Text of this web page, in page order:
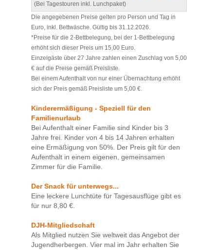
(Bei Tagestouren inkl. Lunchpaket)
Die angegebenen Preise gelten pro Person und Tag in
Euro, inkl. Bettwäsche. Gültig bis 31.12.2026.
*Preise für die 2-Bettbelegung, bei der 1-Bettbelegung
erhöht sich dieser Preis um 15,00 Euro.
Einzelgäste über 27 Jahre zahlen einen Zuschlag von 5,00
€ auf die Preise gemäß Preisliste.
Bei einem Aufenthalt von nur einer Übernachtung erhöht
sich der Preis gemäß Preisliste um 5,00 €.
Kinderermäßigung - Speziell für den
Familienurlaub
Bei Aufenthalt einer Familie sind Kinder bis 3
Jahre frei. Kinder von 4 bis 14 Jahren erhalten
eine Ermäßigung von 50%. Der Preis gilt für den
Aufenthalt in einem eigenen, gemeinsamen
Zimmer für die Familie.
Der Snack für unterwegs...
Eine leckere Lunchtüte für Tagesausflüge gibt es
für nur 8,80 €.
DJH-Mitgliedschaft
Als Mitglied nutzen Sie weltweit das Angebot der
Jugendherbergen. Vier mal im Jahr erhalten Sie